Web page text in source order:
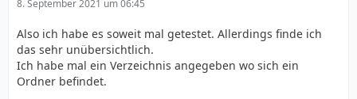
8. September 2021 um 06:45
Also ich habe es soweit mal getestet. Allerdings finde ich
das sehr unübersichtlich.
Ich habe mal ein Verzeichnis angegeben wo sich ein
Ordner befindet.